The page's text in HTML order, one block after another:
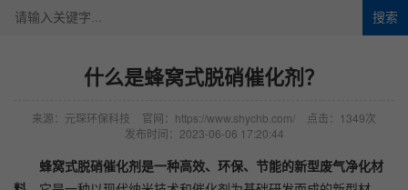
搜索
什么是蜂窝式脱硝催化剂？
来源：元琛环保科技 官网：https://www.shychb.com/
点击：1349次
发布时间：2023-06-06 17:20:44
蜂窝式脱硝催化剂是一种高效、环保、节能的新型废气净化材